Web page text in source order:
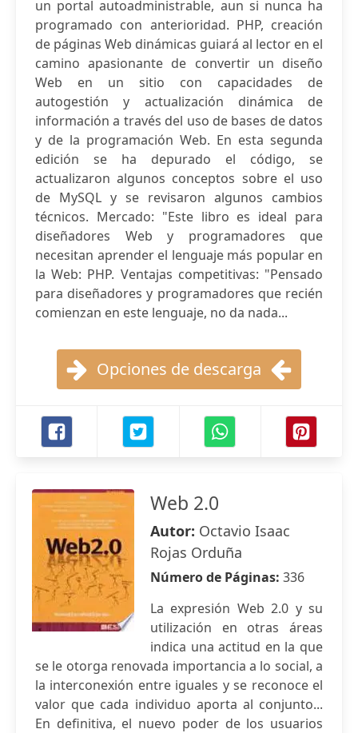
un portal autoadministrable, aun si nunca ha
programado con anterioridad. PHP, creación
de páginas Web dinámicas guiará al lector en el
camino apasionante de convertir un diseño
Web en un sitio con capacidades de
autogestión y actualización dinámica de
información a través del uso de bases de datos
y de la programación Web. En esta segunda
edición se ha depurado el código, se
actualizaron algunos conceptos sobre el uso
de MySQL y se revisaron algunos cambios
técnicos. Mercado: "Este libro es ideal para
diseñadores Web y programadores que
necesitan aprender el lenguaje más popular en
la Web: PHP. Ventajas competitivas: "Pensado
para diseñadores y programadores que recién
comienzan en este lenguaje, no da nada...
Opciones de descarga
Web 2.0
Autor: Octavio Isaac
Rojas Orduña
Número de Páginas: 336
La expresión Web 2.0 y su
utilización en otras áreas
indica una actitud en la que
se le otorga renovada importancia a lo social, a
la interconexión entre iguales y se reconoce el
valor que cada individuo aporta al conjunto...
En definitiva, el nuevo poder de los usuarios